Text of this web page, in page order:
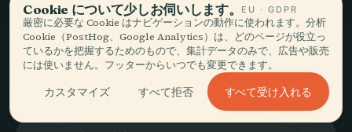
ゆっくり旅して、
語る。
最新情報を受け取る
Cookie について少しお伺いします。 EU · GDPR
厳密に必要な Cookie はナビゲーションの動作に使われます。分析
Cookie（PostHog、Google Analytics）は、どのページが役立っ
ているかを把握するためのもので、集計データのみで、広告や販売
には使いません。フッターからいつでも変更できます。
カスタマイズ すべて拒否 すべて受け入れる